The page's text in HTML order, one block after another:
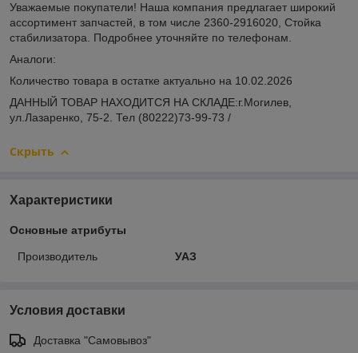
Уважаемые покупатели! Наша компания предлагает широкий
ассортимент запчастей, в том числе 2360-2916020, Стойка
стабилизатора. Подробнее уточняйте по телефонам.
Аналоги:
Количество товара в остатке актуально на 10.02.2026
ДАННЫЙ ТОВАР НАХОДИТСЯ НА СКЛАДE:г.Могилев,
ул.Лазаренко, 75-2. Тел (80222)73-99-73 /
Скрыть
Характеристики
Основные атрибуты
Производитель УАЗ
Условия доставки
Доставка "Самовывоз"